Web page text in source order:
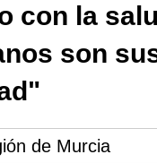
con la
son
de Murcia